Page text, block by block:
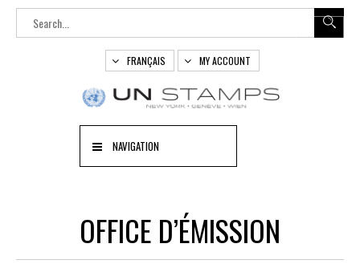
FRANÇAIS MY ACCOUNT
NAVIGATION
OFFICE D’ÉMISSION